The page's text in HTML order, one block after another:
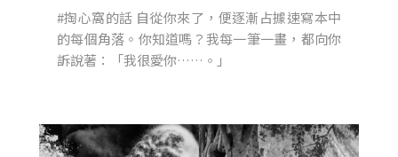
#掏心窩的話 自從你來了，便逐漸占據速寫本中
的每個角落。你知道嗎？我每一筆一畫，都向你
訴說著：「我很愛你……。」